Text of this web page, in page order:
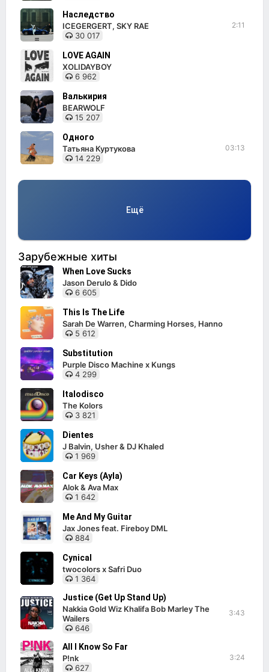
Наследство
ICEGERGERT, SKY RAE
30 017
2:11
LOVE AGAIN
XOLIDAYBOY
6 962
Валькирия
BEARWOLF
15 207
Одного
Татьяна Куртукова
14 229
03:13
Ещё
Зарубежные хиты
When Love Sucks
Jason Derulo & Dido
6 605
This Is The Life
Sarah De Warren, Charming Horses, Hanno
5 612
Substitution
Purple Disco Machine x Kungs
4 299
Italodisco
The Kolors
3 821
Dientes
J Balvin, Usher & DJ Khaled
1 969
Car Keys (Ayla)
Alok & Ava Max
1 642
Me And My Guitar
Jax Jones feat. Fireboy DML
884
Cynical
twocolors x Safri Duo
1 364
Justice (Get Up Stand Up)
Nakkia Gold Wiz Khalifa Bob Marley The
Wailers
646
3:43
All I Know So Far
P!nk
627
3:24